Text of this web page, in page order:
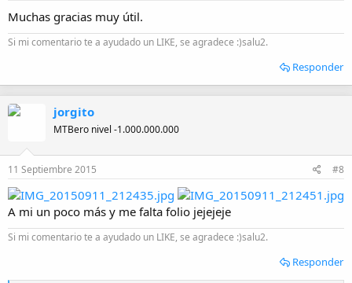
Muchas gracias muy útil.
Si mi comentario te a ayudado un LIKE, se agradece :)salu2.
Responder
jorgito
MTBero nivel -1.000.000.000
11 Septiembre 2015 #8
A mi un poco más y me falta folio jejejeje
Si mi comentario te a ayudado un LIKE, se agradece :)salu2.
Responder